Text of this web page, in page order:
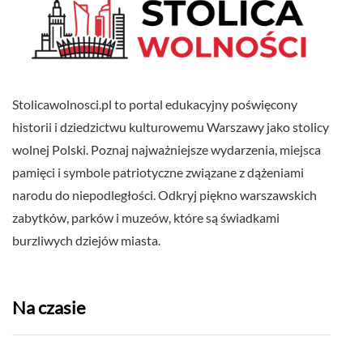
Stolicawolnosci.pl to portal edukacyjny poświęcony
historii i dziedzictwu kulturowemu Warszawy jako stolicy
wolnej Polski. Poznaj najważniejsze wydarzenia, miejsca
pamięci i symbole patriotyczne związane z dążeniami
narodu do niepodległości. Odkryj piękno warszawskich
zabytków, parków i muzeów, które są świadkami
burzliwych dziejów miasta.
Na czasie